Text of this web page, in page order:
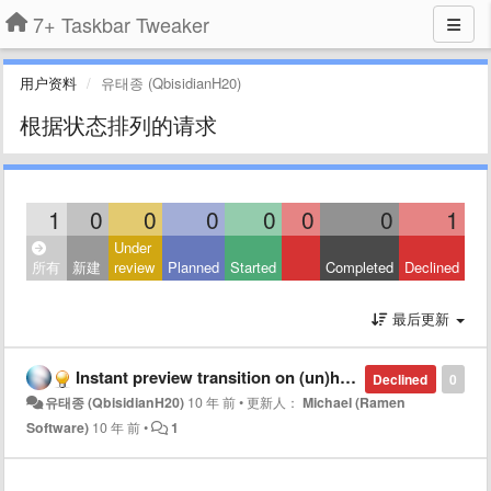
7+ Taskbar Tweaker
用户资料 유태종 (QbisidianH20)
根据状态排列的请求
1 0 0 0 0 0 0 1
所有 新建
Under
review
Planned Started Completed Declined
最后更新
0
Declined
Instant preview transition on (un)hover (Custom delay)
유태종 (QbisidianH20) 10 年 前•更新人：Michael (Ramen
Software) 10 年 前• 1